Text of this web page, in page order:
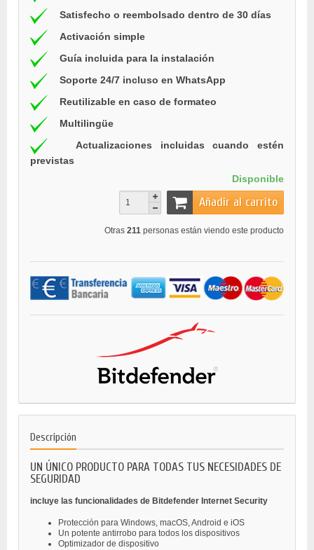
Satisfecho o reembolsado dentro de 30 días
Activación simple
Guía incluida para la instalación
Soporte 24/7 incluso en WhatsApp
Reutilizable en caso de formateo
Multilingüe
Actualizaciones incluidas cuando estén
previstas
Disponible
Añadir al carrito
Otras 211 personas están viendo este producto
Descripción
UN ÚNICO PRODUCTO PARA TODAS TUS NECESIDADES DE
SEGURIDAD
incluye las funcionalidades de Bitdefender Internet Security
Protección para Windows, macOS, Android e iOS
Un potente antirrobo para todos los dispositivos
Optimizador de dispositivo